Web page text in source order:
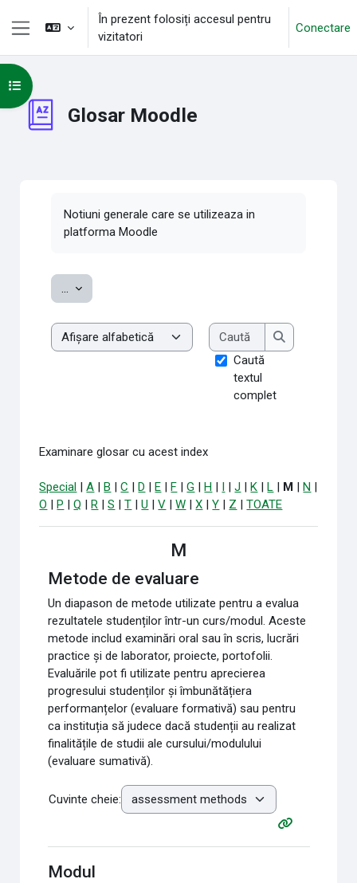
Sari la conţinutul principal
Panou lateral
În prezent folosiți accesul pentru
vizitatori
Conectare
Glosar Moodle
Deschide Indexul cursului
Notiuni generale care se utilizeaza in
platforma Moodle
... Exportați noțiuni
Examinare glosar cu acest index
Caută
Caută
Caută
textul
complet
Examinare glosar cu acest index
Special |A |B |C |D |E |F |G |H | I |J |K |L | M |N |
O |P |Q |R |S |T |U |V |W |X |Y | Z |TOATE
M
Metode de evaluare
Un diapason de metode utilizate pentru a evalua
rezultatele studenților într-un curs/modul. Aceste
metode includ examinări oral sau în scris, lucrări
practice și de laborator, proiecte, portofolii.
Evaluările pot fi utilizate pentru aprecierea
progresului studenților și îmbunătățiera
performanțelor (evaluare formativă) sau pentru
ca instituția să judece dacă studenții au realizat
finalitățile de studii ale cursului/modulului
(evaluare sumativă).
Cuvinte cheie:
Modul